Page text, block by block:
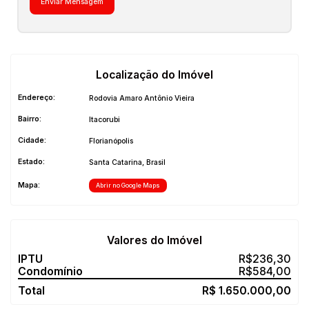
Localização do Imóvel
Endereço: Rodovia Amaro Antônio Vieira
Bairro: Itacorubi
Cidade: Florianópolis
Estado: Santa Catarina, Brasil
Mapa: Abrir no Google Maps
Valores do Imóvel
R$ 1.650.000,00
R$236,30
R$584,00